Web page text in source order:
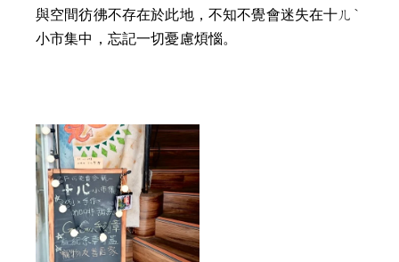
與空間彷彿不存在於此地，不知不覺會迷失在十ㄦˋ
小市集中，忘記一切憂慮煩惱。